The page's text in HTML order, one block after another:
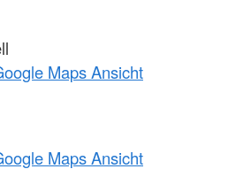
Maps Ansicht
Maps Ansicht